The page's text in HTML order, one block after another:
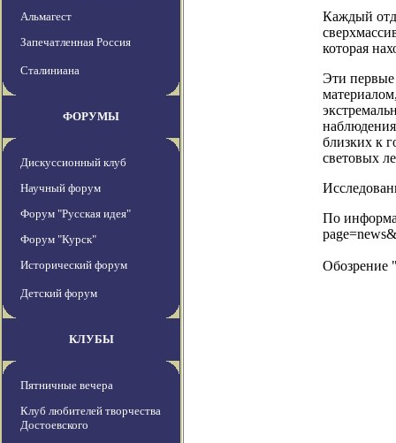
Альмагест
Запечатленная Россия
Сталиниана
ФОРУМЫ
Дискуссионный клуб
Научный форум
Форум "Русская идея"
Форум "Курск"
Исторический форум
Детский форум
КЛУБЫ
Пятничные вечера
Клуб любителей творчества
Достоевского
Каждый
которая
Эти первые
близких к
световых
По
Обозрение